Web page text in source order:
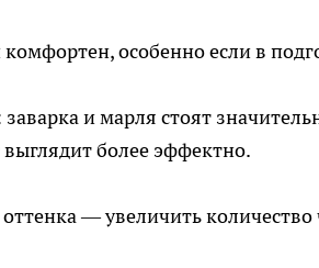
особенно если в
и марля стоят
выглядит более эффектно.
— увеличить